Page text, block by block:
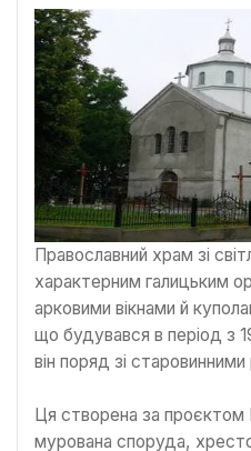
Православний храм зі
характерним галицьким
арковими вікнами й
що будувався в період з
він поряд зі
Ця створена за проєктом
мурована споруда,